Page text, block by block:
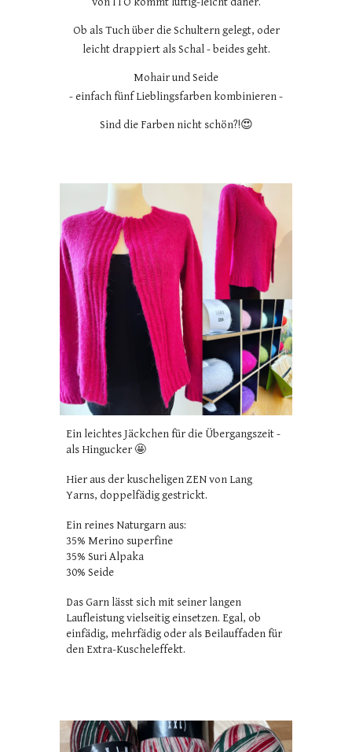
Ob als Tuch über die Schultern gelegt, oder
leicht drappiert als Schal - beides geht.
Mohair und Seide
- einfach fünf Lieblingsfarben kombinieren -
Sind die Farben nicht schön?!😍
Ein leichtes Jäckchen für die Übergangszeit -
als Hingucker 🤩
Hier aus der kuscheligen ZEN von Lang
Yarns, doppelfädig gestrickt.
Ein reines Naturgarn aus:
35% Merino superfine
35% Suri Alpaka
30% Seide
Das Garn lässt sich mit seiner langen
Laufleistung vielseitig einsetzen. Egal, ob
einfädig, mehrfädig oder als Beilauffaden für
den Extra-Kuscheleffekt.